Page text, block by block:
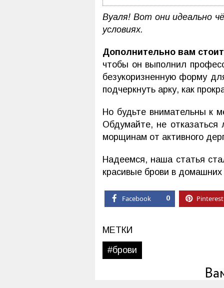
Вуаля! Вот они идеально
условиях.
Дополнительно вам
чтобы он выполнил
безукоризненную форму
подчеркнуть арку, как
Но будьте внимательны к
Обдумайте, не
морщинам от активного
Надеемся, наша статья
красивые брови в домашних
Facebook 0 Pinterest
МЕТКИ
#брови